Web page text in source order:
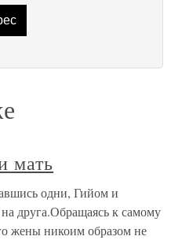
мать
одни, Гийом и
друга.Обращаясь к самому
жены никоим образом не